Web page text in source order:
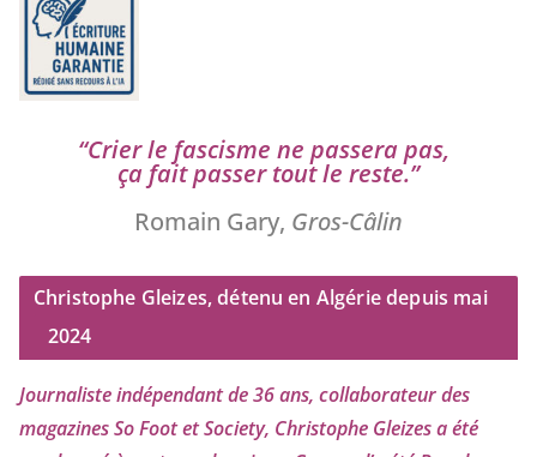
“Crier le fas­cisme ne pas­se­ra pas,
ça fait pas­ser tout le reste.”
Romain Gary, Gros-Câlin
Christophe Gleizes, détenu en Algérie depuis mai
2024
Journaliste indé­pen­dant de36ans, col­la­bo­ra­teur des
maga­zines So Foot et Society, Christophe Gleizesa été